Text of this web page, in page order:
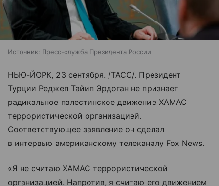
Источник: Пресс-служба Президента России
НЬЮ-ЙОРК, 23 сентября. /ТАСС/. Президент
Турции Реджеп Тайип Эрдоган не признает
радикальное палестинское движение ХАМАС
террористической организацией.
Соответствующее заявление он сделал
в интервью американскому телеканалу Fox News.
«Я не считаю ХАМАС террористической
организацией. Напротив, я считаю его движением